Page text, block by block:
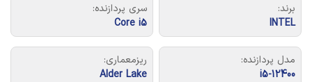
برند:
INTEL
سری پردازنده:
Core i5
مدل پردازنده:
i5-12400
ریزمعماری:
Alder Lake